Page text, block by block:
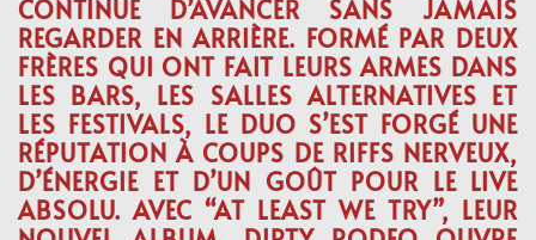
CONTINUE D’AVANCER SANS JAMAIS
REGARDER EN ARRIÈRE. FORMÉ PAR DEUX
FRÈRES QUI ONT FAIT LEURS ARMES DANS
LES BARS, LES SALLES ALTERNATIVES ET
LES FESTIVALS, LE DUO S’EST FORGÉ UNE
RÉPUTATION À COUPS DE RIFFS NERVEUX,
D’ÉNERGIE ET D’UN GOÛT POUR LE LIVE
ABSOLU. AVEC “AT LEAST WE TRY”, LEUR